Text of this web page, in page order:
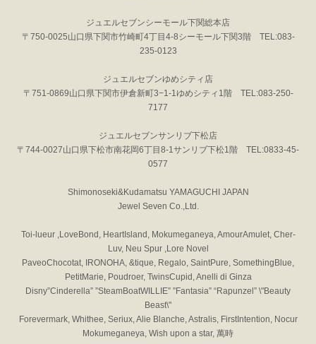
ジュエルセブンシーモール下関総本店
〒750-0025山口県下関市竹崎町4丁目4-8シーモール下関3階 TEL:083-
235-0123
ジュエルセブンゆめシティ店
〒751-0869山口県下関市伊倉新町3−1-1ゆめシティ1階 TEL:083-250-
7177
ジュエルセブンサンリブ下松店
〒744-0027山口県下松市南花岡6丁目8-1サンリブ下松1階 TEL:0833-45-
0577
Shimonoseki&Kudamatsu YAMAGUCHI JAPAN
Jewel Seven Co.,Ltd.
Toi-lueur ,LoveBond, HeartIsland, Mokumeganeya, AmourAmulet, Cher-
Luv, Neu Spur ,Lore Novel
PaveoChocotat, IRONOHA, &tique, Regalo, SaintPure, SomethingBlue,
PetitMarie, Poudroer, TwinsCupid, Anelli di Ginza
Disny”Cinderella” ”SteamBoatWILLIE” ”Fantasia” “Rapunzel” \"Beauty
Beast\"
Forevermark, Whithee, Seriux, Alie Blanche, Astralis, FirstIntention, Nocur
Mokumeganeya, Wish upon a star, 萬時